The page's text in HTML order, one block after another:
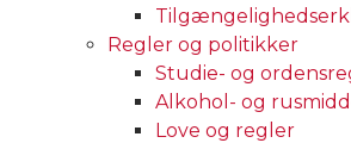
Regler og politikker
Studie- og
Alkohol- og
Love og regler